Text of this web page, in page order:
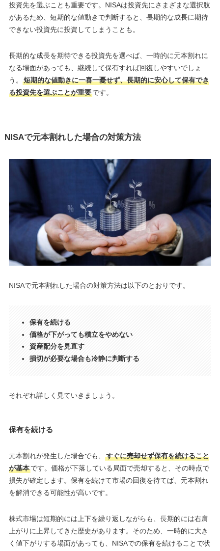
投資先を選ぶことも重要です。NISAは投資先にさまざまな選択肢
があるため、短期的な値動きで判断すると、長期的な成長に期待
できない投資先に投資してしまうことも。
長期的な成長を期待できる投資先を選べば、一時的に元本割れに
なる場面があっても、継続して保有すれば回復しやすいでしょ
う。
短期的な値動きに一喜一憂せず、長期的に安心して保有でき
る投資先を選ぶことが重要です。
NISAで元本割れした場合の対策方法
NISAで元本割れした場合の対策方法は以下のとおりです。
保有を続ける
価格が下がっても積立をやめない
資産配分を見直す
損切が必要な場合も冷静に判断する
それぞれ詳しく見ていきましょう。
保有を続ける
元本割れが発生した場合でも、
すぐに売却せず保有を続けること
が基本です。価格が下落している局面で売却すると、その時点で
損失が確定します。保有を続けて市場の回復を待てば、元本割れ
を解消できる可能性が高いです。
株式市場は短期的には上下を繰り返しながらも、長期的には右肩
上がりに上昇してきた歴史があります。そのため、一時的に大き
く値下がりする場面があっても、NISAでの保有を続けることで状